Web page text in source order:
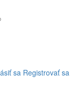
sa Registrovať sa